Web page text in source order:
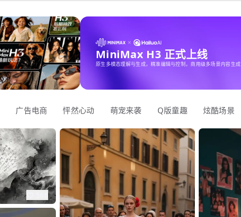
MiniMax H3 正式上线
原生多模态理解与生成，精准编辑与控制，商用级多场景内容生成
广告电商 怦然心动 萌宠来袭 Q版童趣 炫酷场景